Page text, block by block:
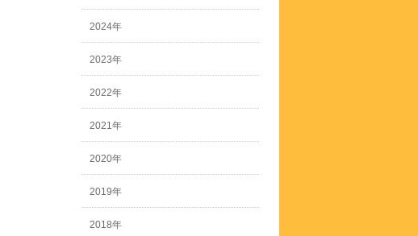
2024年
2023年
2022年
2021年
2020年
2019年
2018年